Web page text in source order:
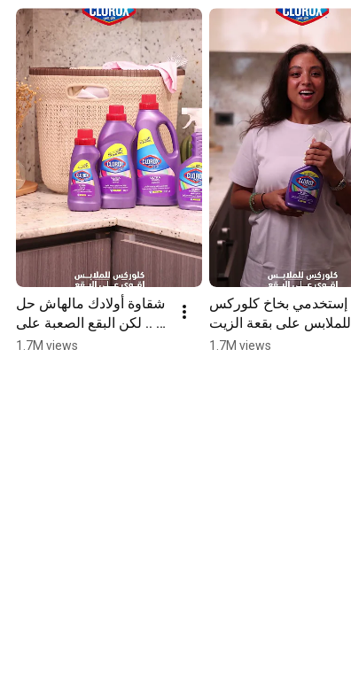
شقاوة أولادك مالهاش حل
.. لكن البقع الصعبة على
هدومهم كلوركس للملابس
1.7M views
إستخدمي بخاخ كلوركس
للملابس على بقعة الزيت
1.7M views